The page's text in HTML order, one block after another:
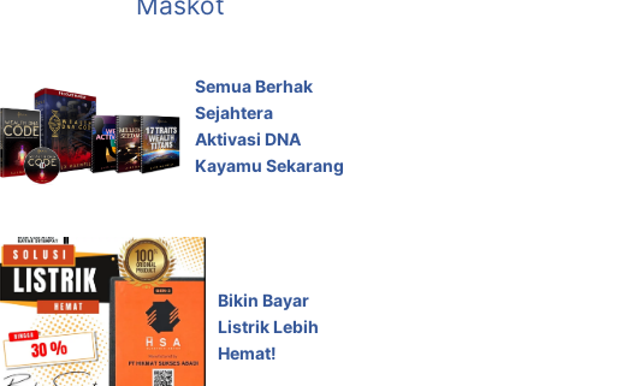
Semua Berhak
Sejahtera
Aktivasi DNA
Kayamu Sekarang
Bikin Bayar
Listrik Lebih
Hemat!